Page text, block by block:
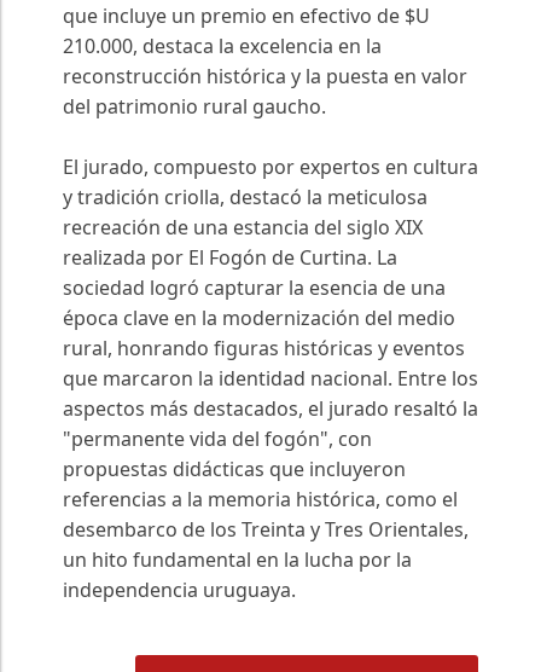
que incluye un premio en efectivo de $U
210.000, destaca la excelencia en la
reconstrucción histórica y la puesta en valor
del patrimonio rural gaucho.
El jurado, compuesto por expertos en cultura
y tradición criolla, destacó la meticulosa
recreación de una estancia del siglo XIX
realizada por El Fogón de Curtina. La
sociedad logró capturar la esencia de una
época clave en la modernización del medio
rural, honrando figuras históricas y eventos
que marcaron la identidad nacional. Entre los
aspectos más destacados, el jurado resaltó la
"permanente vida del fogón", con
propuestas didácticas que incluyeron
referencias a la memoria histórica, como el
desembarco de los Treinta y Tres Orientales,
un hito fundamental en la lucha por la
independencia uruguaya.